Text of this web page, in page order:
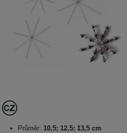
Průměr: 10,5; 12,5; 13,5 cm